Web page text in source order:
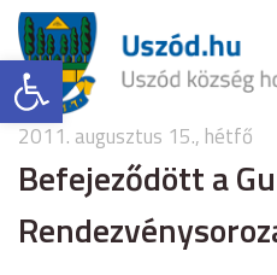
Eszköztár megnyitása
2011. augusztus 15., hétfő
Befejeződött a